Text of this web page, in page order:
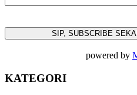
powered by
KATEGORI